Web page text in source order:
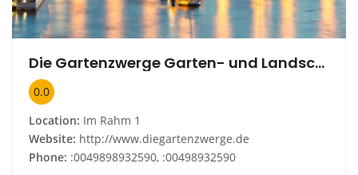
Die Gartenzwerge Garten- und Landschaftsbau GmbH
0.0
Location: Im Rahm 1
Website: http://www.diegartenzwerge.de
Phone: :0049898932590, :00498932590